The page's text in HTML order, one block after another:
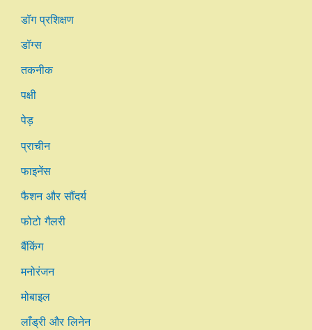
डॉग प्रशिक्षण
डॉग्स
तकनीक
पक्षी
पेड़
प्राचीन
फाइनेंस
फैशन और सौंदर्य
फोटो गैलरी
बैंकिंग
मनोरंजन
मोबाइल
लाँड्री और लिनेन